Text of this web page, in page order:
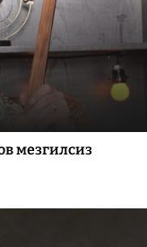
мезгилсиз